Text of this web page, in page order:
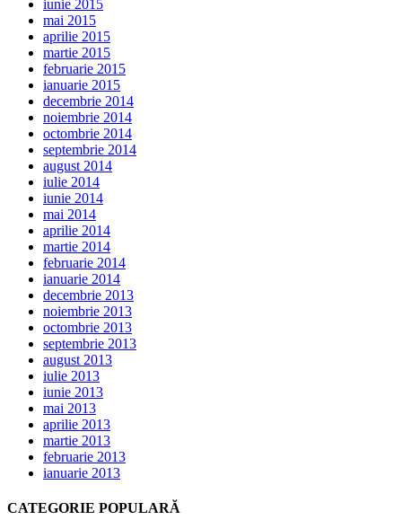
iunie 2015
mai 2015
aprilie 2015
martie 2015
februarie 2015
ianuarie 2015
decembrie 2014
noiembrie 2014
octombrie 2014
septembrie 2014
august 2014
iulie 2014
iunie 2014
mai 2014
aprilie 2014
martie 2014
februarie 2014
ianuarie 2014
decembrie 2013
noiembrie 2013
octombrie 2013
septembrie 2013
august 2013
iulie 2013
iunie 2013
mai 2013
aprilie 2013
martie 2013
februarie 2013
ianuarie 2013
CATEGORIE POPULARĂ